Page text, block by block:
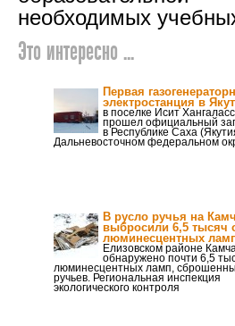
необходимых
Это интересно ...
Первая
электростанция в
в поселке Исит
прошел официальный
в Республике Саха
Дальневосточном федеральном
В русло ручья на
выбросили 6,5 тысяч
люминесцентных
Елизовском районе
обнаружено почти 6,5
люминесцентных ламп,
ручьев. Региональная инспекция
экологического контроля